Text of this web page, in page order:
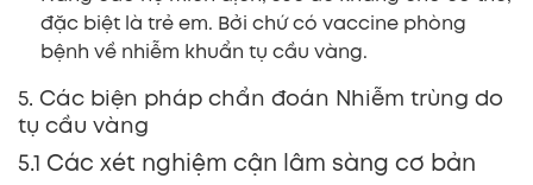
đặc biệt là trẻ em. Bởi chứ có vaccine phòng
bệnh về nhiễm khuẩn tụ cầu vàng.
5. Các biện pháp chẩn đoán Nhiễm trùng do
tụ cầu vàng
5.1 Các xét nghiệm cận lâm sàng cơ bản